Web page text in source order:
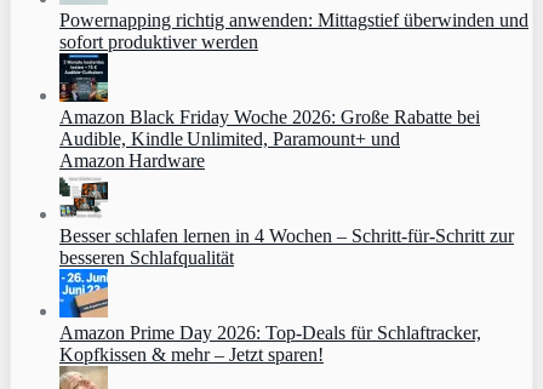
Powernapping richtig anwenden: Mittagstief überwinden und
sofort produktiver werden
Amazon Black Friday Woche 2026: Große Rabatte bei
Audible, Kindle Unlimited, Paramount+ und
Amazon Hardware
Besser schlafen lernen in 4 Wochen – Schritt‑für‑Schritt zur
besseren Schlafqualität
Amazon Prime Day 2026: Top-Deals für Schlaftracker,
Kopfkissen & mehr – Jetzt sparen!